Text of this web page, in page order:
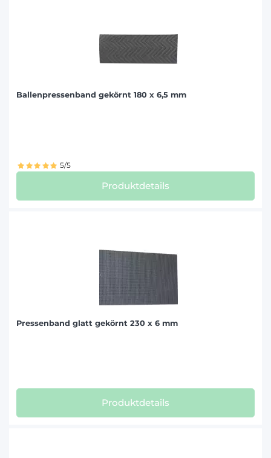
Ballenpressenband gekörnt 180 x 6,5 mm
5/5
Produktdetails
Pressenband glatt gekörnt 230 x 6 mm
Produktdetails